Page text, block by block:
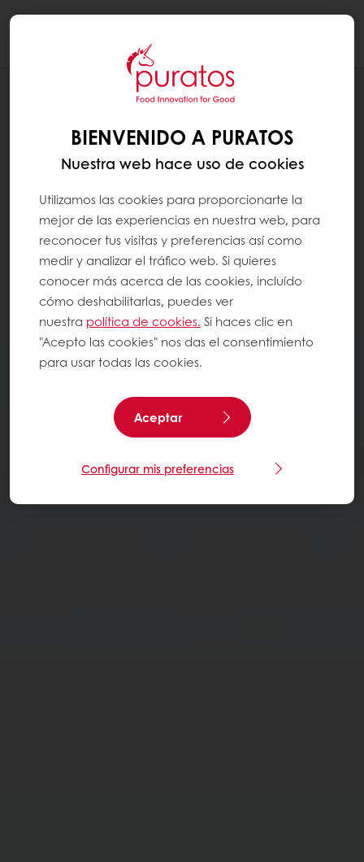
BIENVENIDO A PURATOS
Nuestra web hace uso de cookies
Utilizamos las cookies para proporcionarte la
mejor de las experiencias en nuestra web, para
reconocer tus visitas y preferencias así como
medir y analizar el tráfico web. Si quieres
conocer más acerca de las cookies, incluído
cómo deshabilitarlas, puedes ver
nuestra política de cookies. Si haces clic en
"Acepto las cookies" nos das el consentimiento
para usar todas las cookies.
Aceptar
Configurar mis preferencias